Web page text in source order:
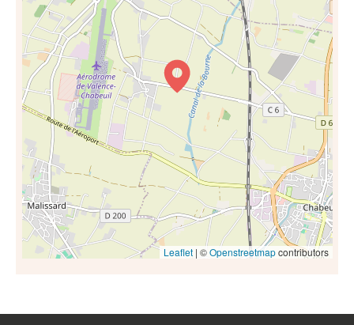
Leaflet| ©Openstreetmapcontributors